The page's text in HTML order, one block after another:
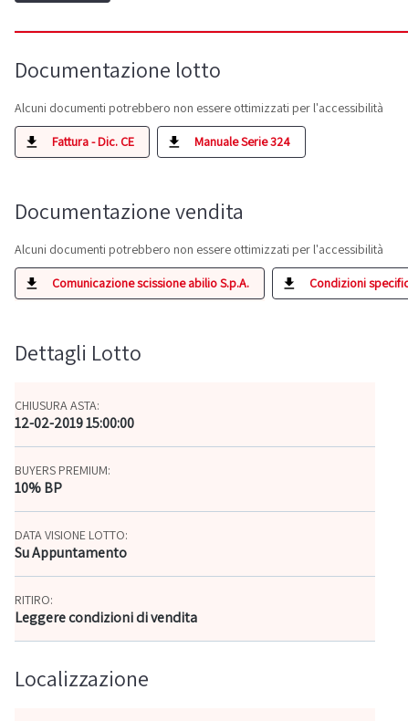
Documentazione lotto
Alcuni documenti potrebbero non essere ottimizzati per l'accessibilità
Fattura - Dic. CE Manuale Serie 324
Documentazione vendita
Alcuni documenti potrebbero non essere ottimizzati per l'accessibilità
Comunicazione scissione abilio S.p.A. Condizioni
Dettagli Lotto
CHIUSURA ASTA:
12-02-2019 15:00:00
BUYERS PREMIUM:
10% BP
DATA VISIONE LOTTO:
Su Appuntamento
RITIRO:
Leggere condizioni di vendita
Localizzazione